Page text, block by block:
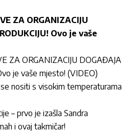
ZA ORGANIZACIJU
Ovo je vaše
ZA ORGANIZACIJU DOGAĐAJA
je vaše mjesto! (VIDEO)
nositi s visokim temperaturama
– prvo je izašla Sandra
i ovaj takmičar!